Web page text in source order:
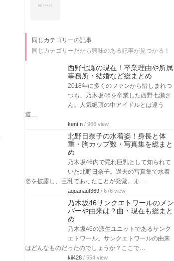
同じカテゴリーの記事
同じカテゴリーだから興味のある記事が見つかる！
西野七瀬の現在！卒業理由や所属
事務所・結婚など総まとめ
2018年に多くのファンから惜しまれつ
つも、乃木坂46を卒業した西野七瀬さ
ん。人気絶頂の中アイドルとは違う
道…
kent.n / 966 view
北野日奈子の水着姿！身長と体
重・胸カップ数・写真集を総まと
め
乃木坂46内で隠れ巨乳として知られて
いた北野日奈子。過去の写真集で水着
姿を披露し、巨乳であったことが発覚。ま…
aquanaut369 / 676 view
乃木坂46サンクエトワールのメン
バーや由来は？曲・現在も総まと
め
乃木坂46の派生ユニットであるサンク
エトワール。サンクエトワールの由来
はどんなものだったのでしょうか？ここで…
kii428 / 554 view